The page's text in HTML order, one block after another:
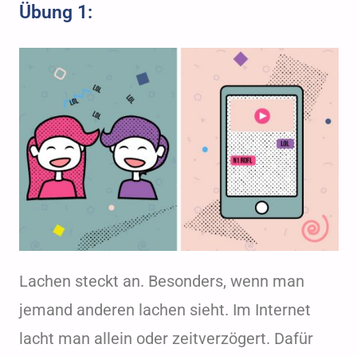
Übung 1:
Lachen steckt an. Besonders, wenn man
jemand anderen lachen sieht. Im Internet
lacht man allein oder zeitverzögert. Dafür